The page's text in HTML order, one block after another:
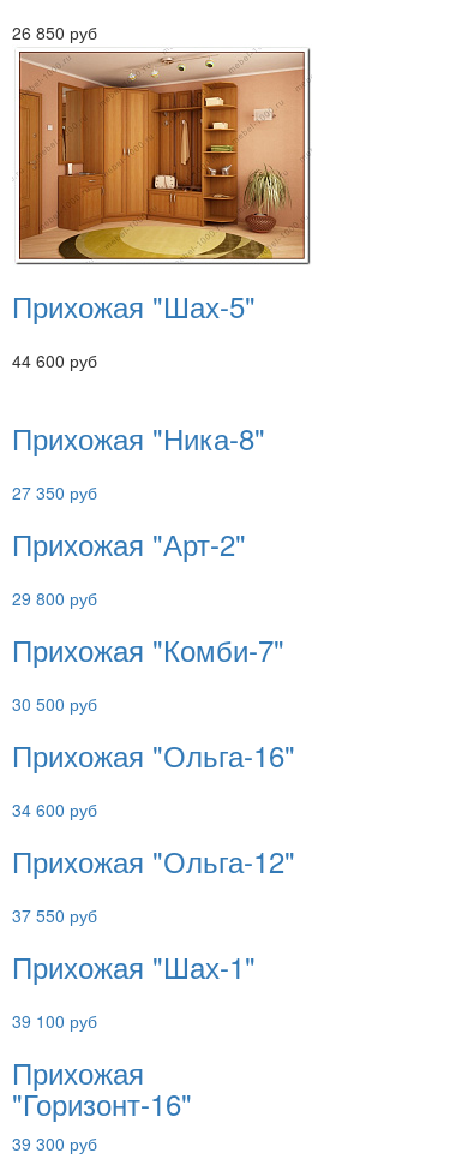
26 850 руб
Прихожая "Шах-5"
44 600 руб
Прихожая "Ника-8"
27 350 руб
Прихожая "Арт-2"
29 800 руб
Прихожая "Комби-7"
30 500 руб
Прихожая "Ольга-16"
34 600 руб
Прихожая "Ольга-12"
37 550 руб
Прихожая "Шах-1"
39 100 руб
Прихожая
"Горизонт-16"
39 300 руб